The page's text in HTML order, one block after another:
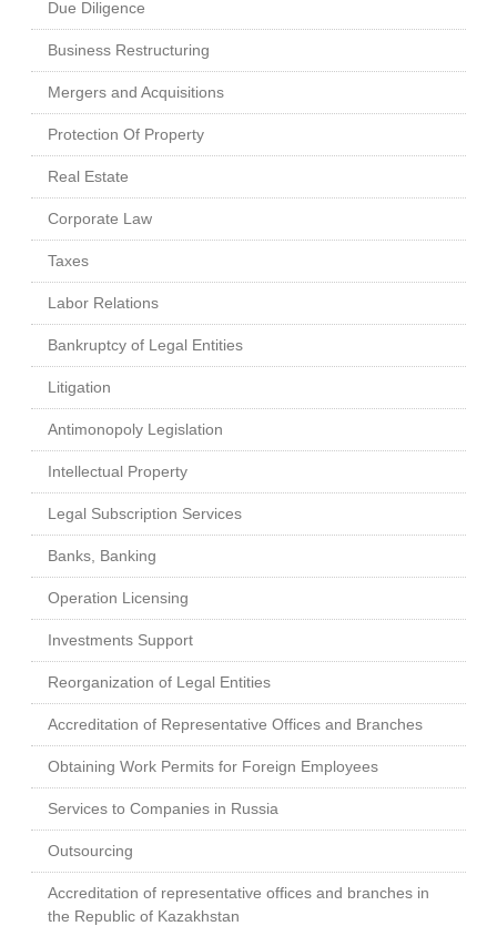
Due Diligence
Business Restructuring
Mergers and Acquisitions
Protection Of Property
Real Estate
Corporate Law
Taxes
Labor Relations
Bankruptcy of Legal Entities
Litigation
Antimonopoly Legislation
Intellectual Property
Legal Subscription Services
Banks, Banking
Operation Licensing
Investments Support
Reorganization of Legal Entities
Accreditation of Representative Offices and Branches
Obtaining Work Permits for Foreign Employees
Services to Companies in Russia
Outsourcing
Accreditation of representative offices and branches in
the Republic of Kazakhstan